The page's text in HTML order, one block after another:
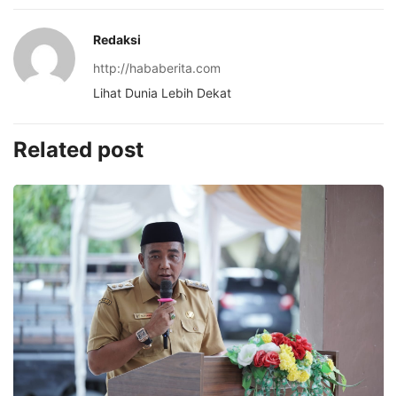
Redaksi
http://hababerita.com
Lihat Dunia Lebih Dekat
Related post